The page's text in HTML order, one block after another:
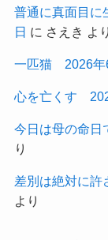
普通に真面目
日 に さえき より
一匹猫 2026年
心を亡くす
今日は母の命
り
差別は絶対に
より